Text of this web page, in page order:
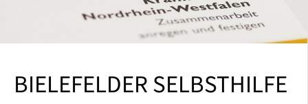
BIELEFELDER SELBSTHILFE